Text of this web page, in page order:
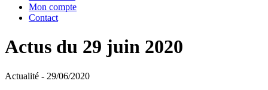
Mon compte
Contact
Actus du 29 juin 2020
Actualité - 29/06/2020